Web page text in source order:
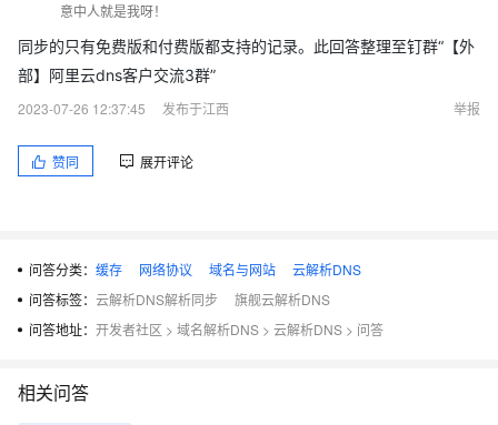
意中人就是我呀！
同步的只有免费版和付费版都支持的记录。此回答整理至钉群“【外
部】阿里云dns客户交流3群”
2023-07-26 12:37:45
发布于江西 举报
赞同 展开评论
问答分类： 缓存 网络协议 域名与网站
云解析DNS
问答标签： 云解析DNS解析同步
旗舰云解析DNS
问答地址： 开发者社区 > 域名解析DNS > 云解析DNS > 问答
相关问答